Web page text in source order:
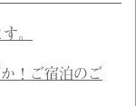
。
！ご宿泊のご